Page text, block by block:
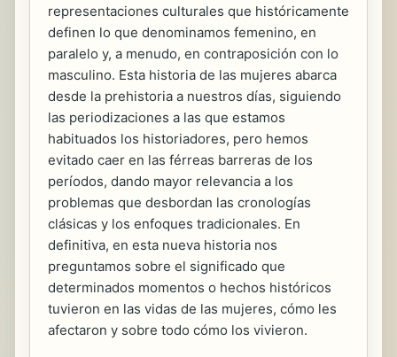
representaciones culturales que históricamente
definen lo que denominamos femenino, en
paralelo y, a menudo, en contraposición con lo
masculino. Esta historia de las mujeres abarca
desde la prehistoria a nuestros días, siguiendo
las periodizaciones a las que estamos
habituados los historiadores, pero hemos
evitado caer en las férreas barreras de los
períodos, dando mayor relevancia a los
problemas que desbordan las cronologías
clásicas y los enfoques tradicionales. En
definitiva, en esta nueva historia nos
preguntamos sobre el significado que
determinados momentos o hechos históricos
tuvieron en las vidas de las mujeres, cómo les
afectaron y sobre todo cómo los vivieron.